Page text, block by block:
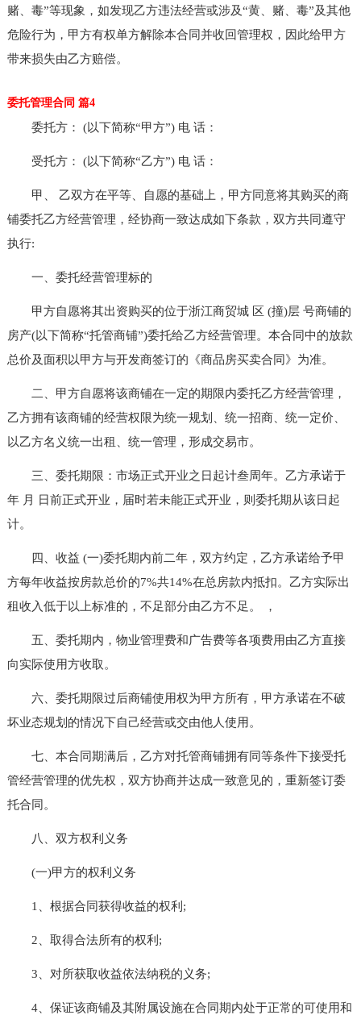
赌、毒”等现象，如发现乙方违法经营或涉及“黄、赌、毒”及其他
危险行为，甲方有权单方解除本合同并收回管理权，因此给甲方
带来损失由乙方赔偿。
委托管理合同 篇4
委托方： (以下简称“甲方”) 电 话：
受托方： (以下简称“乙方”) 电 话：
甲、 乙双方在平等、自愿的基础上，甲方同意将其购买的商
铺委托乙方经营管理，经协商一致达成如下条款，双方共同遵守
执行:
一、委托经营管理标的
甲方自愿将其出资购买的位于浙江商贸城 区 (撞)层 号商铺的
房产(以下简称“托管商铺”)委托给乙方经营管理。本合同中的放款
总价及面积以甲方与开发商签订的《商品房买卖合同》为准。
二、甲方自愿将该商铺在一定的期限内委托乙方经营管理，
乙方拥有该商铺的经营权限为统一规划、统一招商、统一定价、
以乙方名义统一出租、统一管理，形成交易市。
三、委托期限：市场正式开业之日起计叁周年。乙方承诺于
年 月 日前正式开业，届时若未能正式开业，则委托期从该日起
计。
四、收益 (一)委托期内前二年，双方约定，乙方承诺给予甲
方每年收益按房款总价的7%共14%在总房款内抵扣。乙方实际出
租收入低于以上标准的，不足部分由乙方不足。 ，
五、委托期内，物业管理费和广告费等各项费用由乙方直接
向实际使用方收取。
六、委托期限过后商铺使用权为甲方所有，甲方承诺在不破
坏业态规划的情况下自己经营或交由他人使用。
七、本合同期满后，乙方对托管商铺拥有同等条件下接受托
管经营管理的优先权，双方协商并达成一致意见的，重新签订委
托合同。
八、双方权利义务
(一)甲方的权利义务
1、根据合同获得收益的权利;
2、取得合法所有的权利;
3、对所获取收益依法纳税的义务;
4、保证该商铺及其附属设施在合同期内处于正常的可使用和